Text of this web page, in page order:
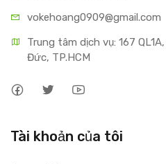
vokehoang0909@gmail.com
Trung tâm dịch vụ: 167
Đức, TP.HCM
Tài khoản của tôi